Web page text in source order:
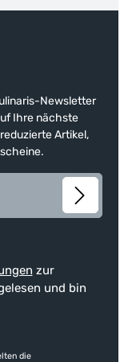
Newsletter
Ihre nächste
Artikel,
zur
und bin
die